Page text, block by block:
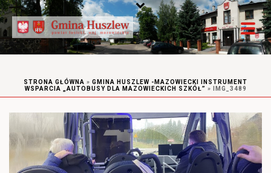
STRONA GŁÓWNA » GMINA HUSZLEW -MAZOWIECKI INSTRUMENT
WSPARCIA „AUTOBUSY DLA MAZOWIECKICH SZKÓŁ” » IMG_3489